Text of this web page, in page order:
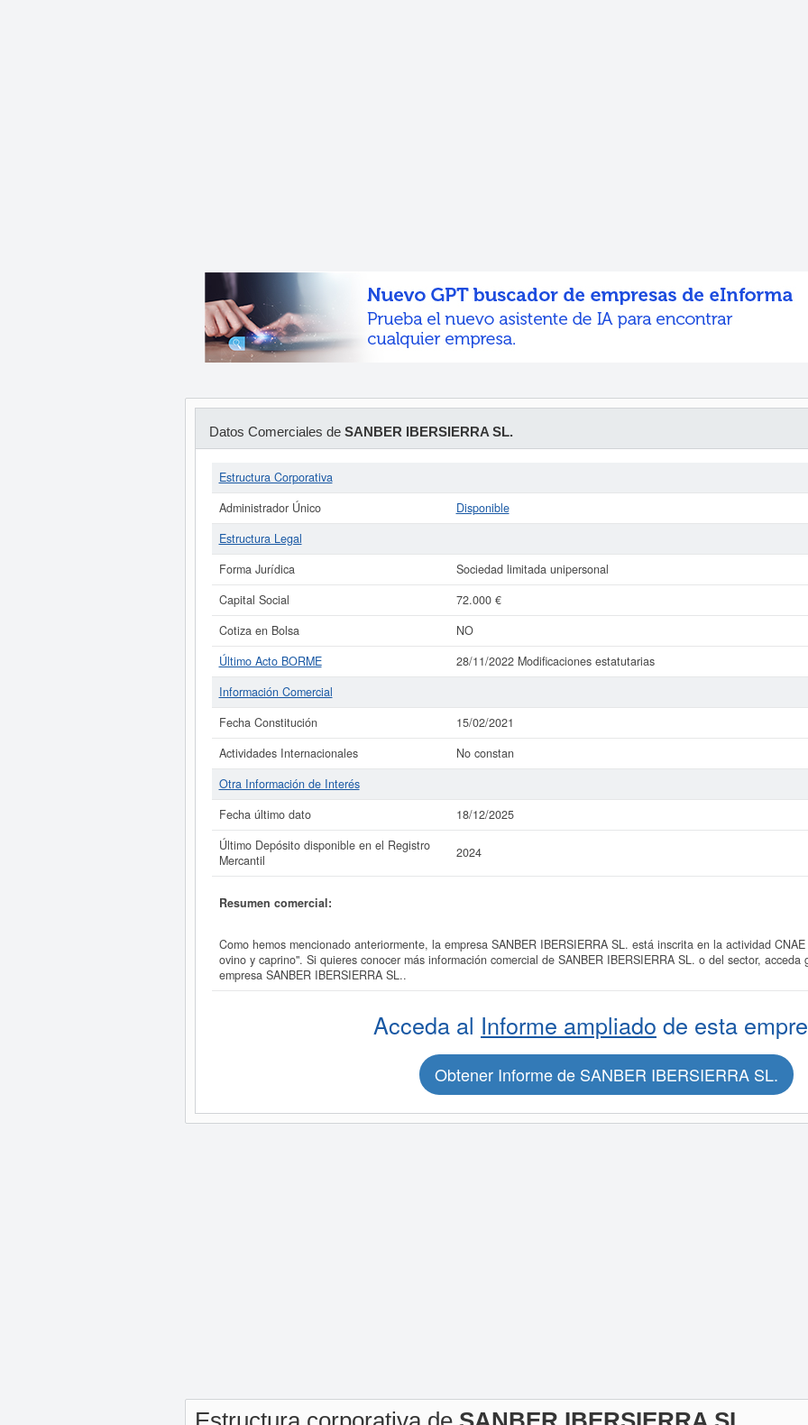
Datos Comerciales de SANBER IBERSIERRA SL.
Estructura Corporativa
Administrador Único
Disponible
Estructura Legal
Forma Jurídica
Sociedad limitada unipersonal
Capital Social
72.000 €
Cotiza en Bolsa
NO
Último Acto BORME
28/11/2022 Modificaciones estatutarias
Información Comercial
Fecha Constitución
15/02/2021
Actividades Internacionales
No constan
Otra Información de Interés
Fecha último dato
18/12/2025
Último Depósito disponible en el Registro
Mercantil
2024
Resumen comercial:
Como hemos mencionado anteriormente, la empresa SANBER IBERSIERRA SL. está inscrita en la actividad
ovino y caprino". Si quieres conocer más información comercial de SANBER IBERSIERRA SL. o del sector,
empresa SANBER IBERSIERRA SL..
Acceda al Informe ampliado de esta
Obtener Informe de SANBER IBERSIERRA SL.